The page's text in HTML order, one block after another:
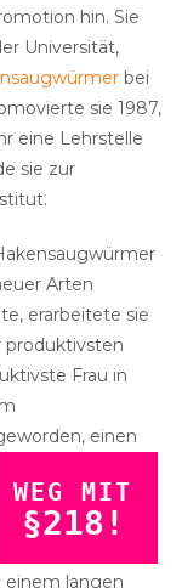
hin. Sie
Universität,
bei
sie 1987,
eine Lehrstelle
sie zur
Arten
erarbeitete sie
produktivsten
Frau in
einen
mit
befestigen,
Sekreten bilden.
einem langen
WEG MIT
§218!